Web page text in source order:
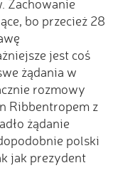
Zachowanie
bo przecież 28
jest coś
żądania w
rozmowy
Ribbentropem z
żądanie
polski
jak prezydent